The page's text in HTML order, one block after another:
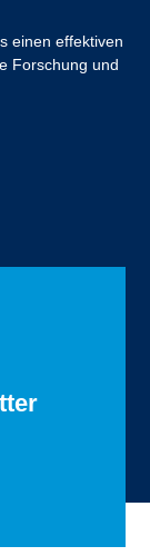
einen effektiven
Forschung und